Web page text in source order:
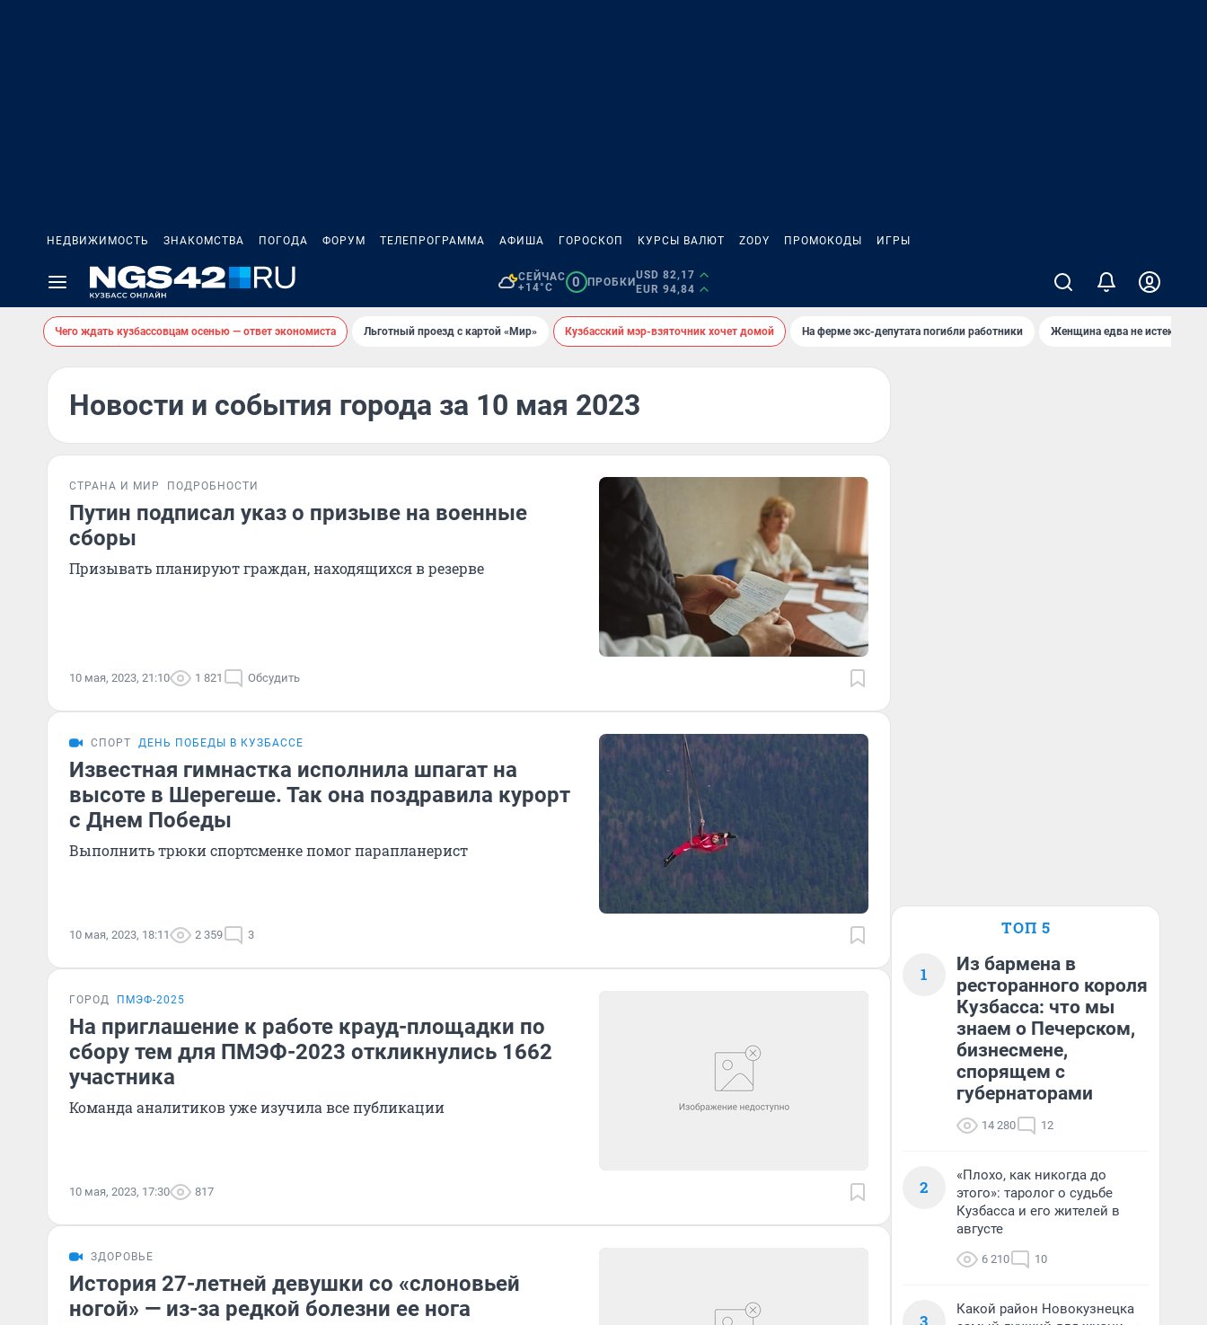
НЕДВИЖИМОСТЬ ЗНАКОМСТВА ПОГОДА ФОРУМ ТЕЛЕПРОГРАММА АФИША ГОРОСКОП КУРСЫ ВАЛЮТ ZODY ПРОМОКОДЫ ИГРЫ
СЕЙЧАС
+14°C
0 ПРОБКИ
USD 82,17
EUR 94,84
Чего ждать кузбассовцам осенью — ответ экономиста Льготный проезд с картой «Мир» Кузбасский мэр-взяточник хочет домой На ферме экс-депутата погибли работники Женщина едва не истекла
Новости и события города за 10 мая 2023
СТРАНА И МИР ПОДРОБНОСТИ
Путин подписал указ о призыве на военные
сборы
Призывать планируют граждан, находящихся в резерве
10 мая, 2023, 21:10 1 821 Обсудить
СПОРТ ДЕНЬ ПОБЕДЫ В КУЗБАССЕ
Известная гимнастка исполнила шпагат на
высоте в Шерегеше. Так она поздравила курорт
с Днем Победы
Выполнить трюки спортсменке помог парапланерист
10 мая, 2023, 18:11 2 359 3
ГОРОД ПМЭФ-2025
На приглашение к работе крауд-площадки по
сбору тем для ПМЭФ-2023 откликнулись 1662
участника
Команда аналитиков уже изучила все публикации
10 мая, 2023, 17:30 817
ЗДОРОВЬЕ
История 27-летней девушки со «слоновьей
ногой» — из-за редкой болезни ее нога
ТОП 5
1
Из бармена в
ресторанного короля
Кузбасса: что мы
знаем о Печерском,
бизнесмене,
спорящем с
губернаторами
14 280 12
2
«Плохо, как никогда до
этого»: таролог о судьбе
Кузбасса и его жителей в
августе
6 210 10
Какой район Новокузнецка